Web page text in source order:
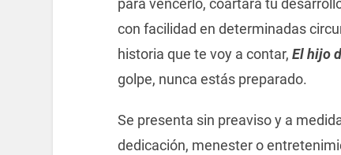
para vencerlo, coartará tu
con facilidad en determinadas
historia que te voy a contar, El hijo
golpe, nunca estás preparado.
Se presenta sin preaviso y a
dedicación, menester o